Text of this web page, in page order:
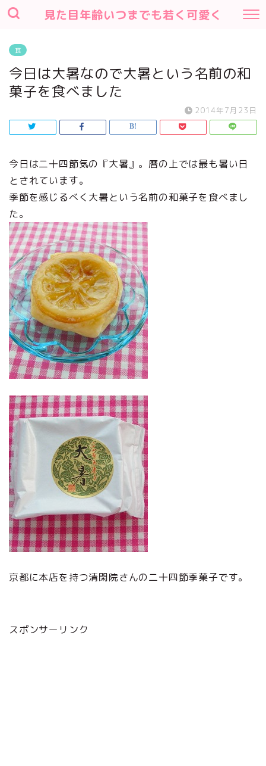
見た目年齢いつまでも若く可愛く
食
今日は大暑なので大暑という名前の和
菓子を食べました
2014年7月23日
今日は二十四節気の『大暑』。暦の上では最も暑い日
とされています。
季節を感じるべく大暑という名前の和菓子を食べまし
た。
京都に本店を持つ清閑院さんの二十四節季菓子です。
スポンサーリンク